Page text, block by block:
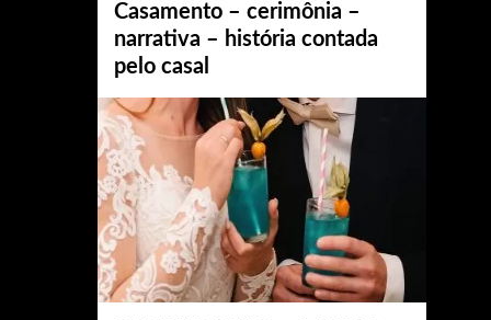
Casamento – cerimônia –
narrativa – história contada
pelo casal